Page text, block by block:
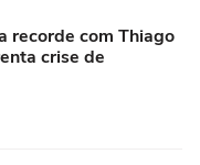
recorde com Thiago
crise de